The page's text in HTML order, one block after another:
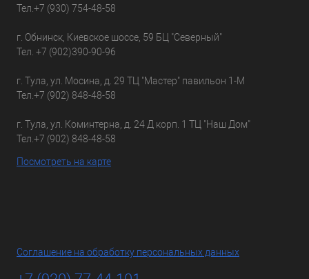
Тел. +7 (930) 754-48-58
г. Обнинск, Киевское шоссе, 59 БЦ "Северный"
Тел. +7 (902)390-90-96
г. Тула, ул. Мосина, д. 29 ТЦ "Мастер" павильон 1-М
Тел. +7 (902) 848-48-58
г. Тула, ул. Коминтерна, д. 24 Д корп. 1 ТЦ "Наш Дом"
Тел. +7 (902) 848-48-58
Посмотреть на карте
Соглашение на обработку персональных данных